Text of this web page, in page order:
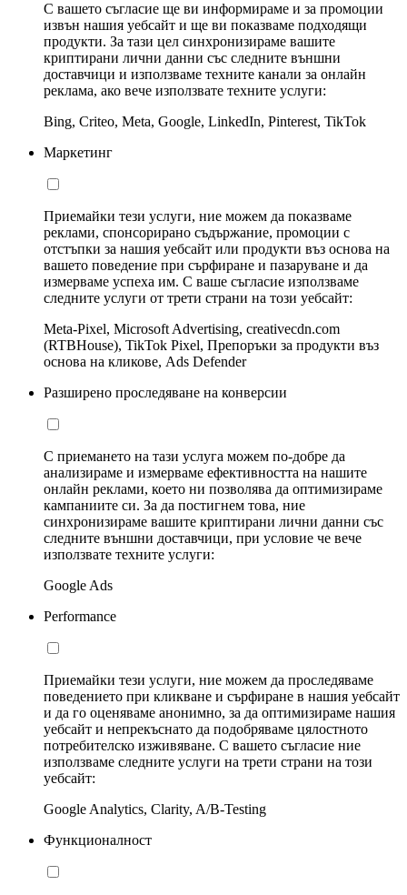
С вашето съгласие ще ви информираме и за промоции
извън нашия уебсайт и ще ви показваме подходящи
продукти. За тази цел синхронизираме вашите
криптирани лични данни със следните външни
доставчици и използваме техните канали за онлайн
реклама, ако вече използвате техните услуги:
Bing, Criteo, Meta, Google, LinkedIn, Pinterest, TikTok
Маркетинг
Приемайки тези услуги, ние можем да показваме
реклами, спонсорирано съдържание, промоции с
отстъпки за нашия уебсайт или продукти въз основа на
вашето поведение при сърфиране и пазаруване и да
измерваме успеха им. С ваше съгласие използваме
следните услуги от трети страни на този уебсайт:
Meta-Pixel, Microsoft Advertising, creativecdn.com
(RTBHouse), TikTok Pixel, Препоръки за продукти въз
основа на кликове, Ads Defender
Разширено проследяване на конверсии
С приемането на тази услуга можем по-добре да
анализираме и измерваме ефективността на нашите
онлайн реклами, което ни позволява да оптимизираме
кампаниите си. За да постигнем това, ние
синхронизираме вашите криптирани лични данни със
следните външни доставчици, при условие че вече
използвате техните услуги:
Google Ads
Performance
Приемайки тези услуги, ние можем да проследяваме
поведението при кликване и сърфиране в нашия уебсайт
и да го оценяваме анонимно, за да оптимизираме нашия
уебсайт и непрекъснато да подобряваме цялостното
потребителско изживяване. С вашето съгласие ние
използваме следните услуги на трети страни на този
уебсайт:
Google Analytics, Clarity, A/B-Testing
Функционалност